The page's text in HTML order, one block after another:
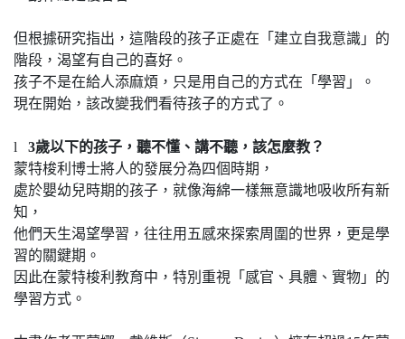
但根據研究指出，這階段的孩子正處在「建立自我意識」的
階段，渴望有自己的喜好。
孩子不是在給人添麻煩，只是用自己的方式在「學習」。
現在開始，該改變我們看待孩子的方式了。
l 3歲以下的孩子，聽不懂、講不聽，該怎麼教？
蒙特梭利博士將人的發展分為四個時期，
處於嬰幼兒時期的孩子，就像海綿一樣無意識地吸收所有新
知，
他們天生渴望學習，往往用五感來探索周圍的世界，更是學
習的關鍵期。
因此在蒙特梭利教育中，特別重視「感官、具體、實物」的
學習方式。